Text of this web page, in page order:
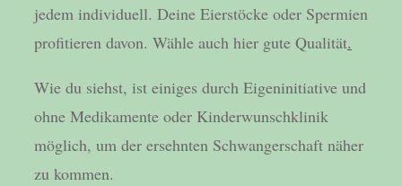
jedem individuell. Deine Eierstöcke oder Spermien
profitieren davon. Wähle auch hier gute Qualität.
Wie du siehst, ist einiges durch Eigeninitiative und
ohne Medikamente oder Kinderwunschklinik
möglich, um der ersehnten Schwangerschaft näher
zu kommen.